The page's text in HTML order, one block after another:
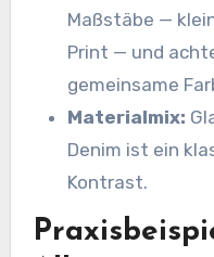
Maßstäbe —
Print — und
gemeinsame
Materialmix:
Denim ist ein
Kontrast.